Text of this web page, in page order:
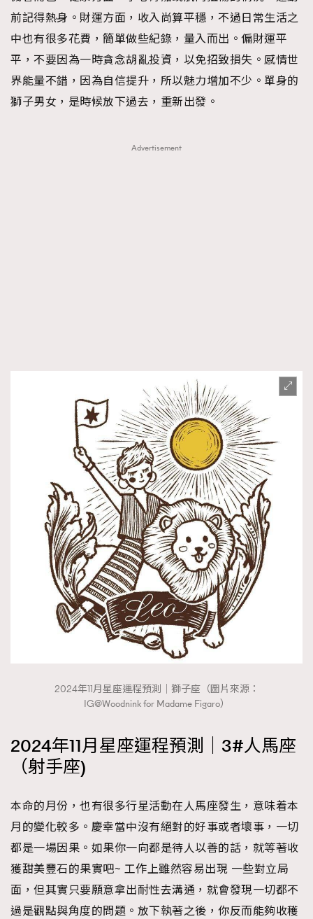
TRENDING
AFrenchMind
DressLikeAParisienne
EmpowerF
FashionWeek FigaroAesthetic
前記得熱身。財運方面，收入尚算平穩，不過日常生活之
中也有很多花費，簡單做些紀錄，量入而出。偏財運平
平，不要因為一時貪念胡亂投資，以免招致損失。感情世
界能量不錯，因為自信提升，所以魅力增加不少。單身的
獅子男女，是時候放下過去，重新出發。
Advertisement
2024年11月星座運程預測｜獅子座（圖片來源：
IG@Woodnink for Madame Figaro）
2024年11月星座運程預測｜3#人馬座
（射手座)
本命的月份，也有很多行星活動在人馬座發生，意味着本
月的變化較多。慶幸當中沒有絕對的好事或者壞事，一切
都是一場因果。如果你一向都是待人以善的話，就等著收
獲甜美豐石的果實吧~ 工作上雖然容易出現 一些對立局
面，但其實只要願意拿出耐性去溝通，就會發現一切都不
過是觀點與角度的問題。放下執著之後，你反而能夠收穫